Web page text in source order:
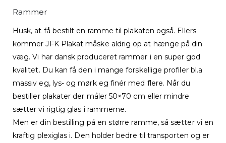
Rammer
Husk, at få bestilt en ramme til plakaten også. Ellers
kommer JFK Plakat måske aldrig op at hænge på din
væg. Vi har dansk produceret rammer i en super god
kvalitet. Du kan få den i mange forskellige profiler bl.a
massiv eg, lys- og mørk eg finér med flere. Når du
bestiller plakater der måler 50×70 cm eller mindre
sætter vi rigtig glas i rammerne.
Men er din bestilling på en større ramme, så sætter vi en
kraftig plexiglas i. Den holder bedre til transporten og er